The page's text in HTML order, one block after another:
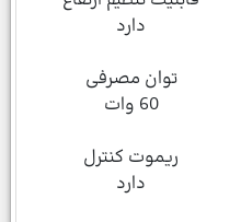
دارد
توان مصرفی
60 وات
ریموت کنترل
دارد